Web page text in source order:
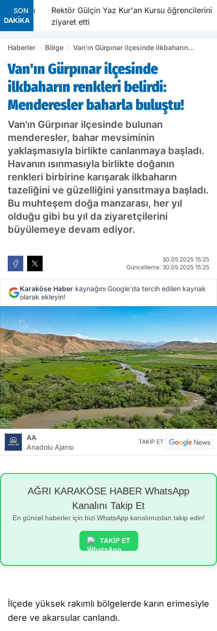
SON
DAKİKA
Rektör Gülçin Yaz Kur'an Kursu öğrencilerini
ziyaret etti
Haberler Bölge
Van'ın Gürpınar ilçesinde ilkbaharın
buluştu!
Van'ın Gürpınar ilçesinde
ilkbaharın renkleri belirdi:
Menderesler baharla buluştu!
Van'ın Gürpınar ilçesinde bulunan
menderesler, bahar mevsiminin
yaklaşmasıyla birlikte canlanmaya başladı.
Havanın ısınmasıyla birlikte doğanın
renkleri birbirine karışarak ilkbaharın
tazeliğini ve güzelliğini yansıtmaya başladı.
Bu muhteşem doğa manzarası, her yıl
olduğu gibi bu yıl da ziyaretçilerini
büyülemeye devam ediyor.
30.05.2025 15:25
Güncelleme: 30.05.2025 15:25
Karaköse Haber kaynağını Google'da tercih edilen kaynak
olarak ekleyin!
AA
Anadolu Ajansı
TAKİP ET
AĞRI KARAKÖSE HABER WhatsApp
Kanalını Takip Et
En güncel haberler için bizi WhatsApp kanalımızdan takip edin!
TAKİP ET
İlçede yüksek rakımlı bölgelerde karın erimesiyle
dere ve akarsular canlandı.